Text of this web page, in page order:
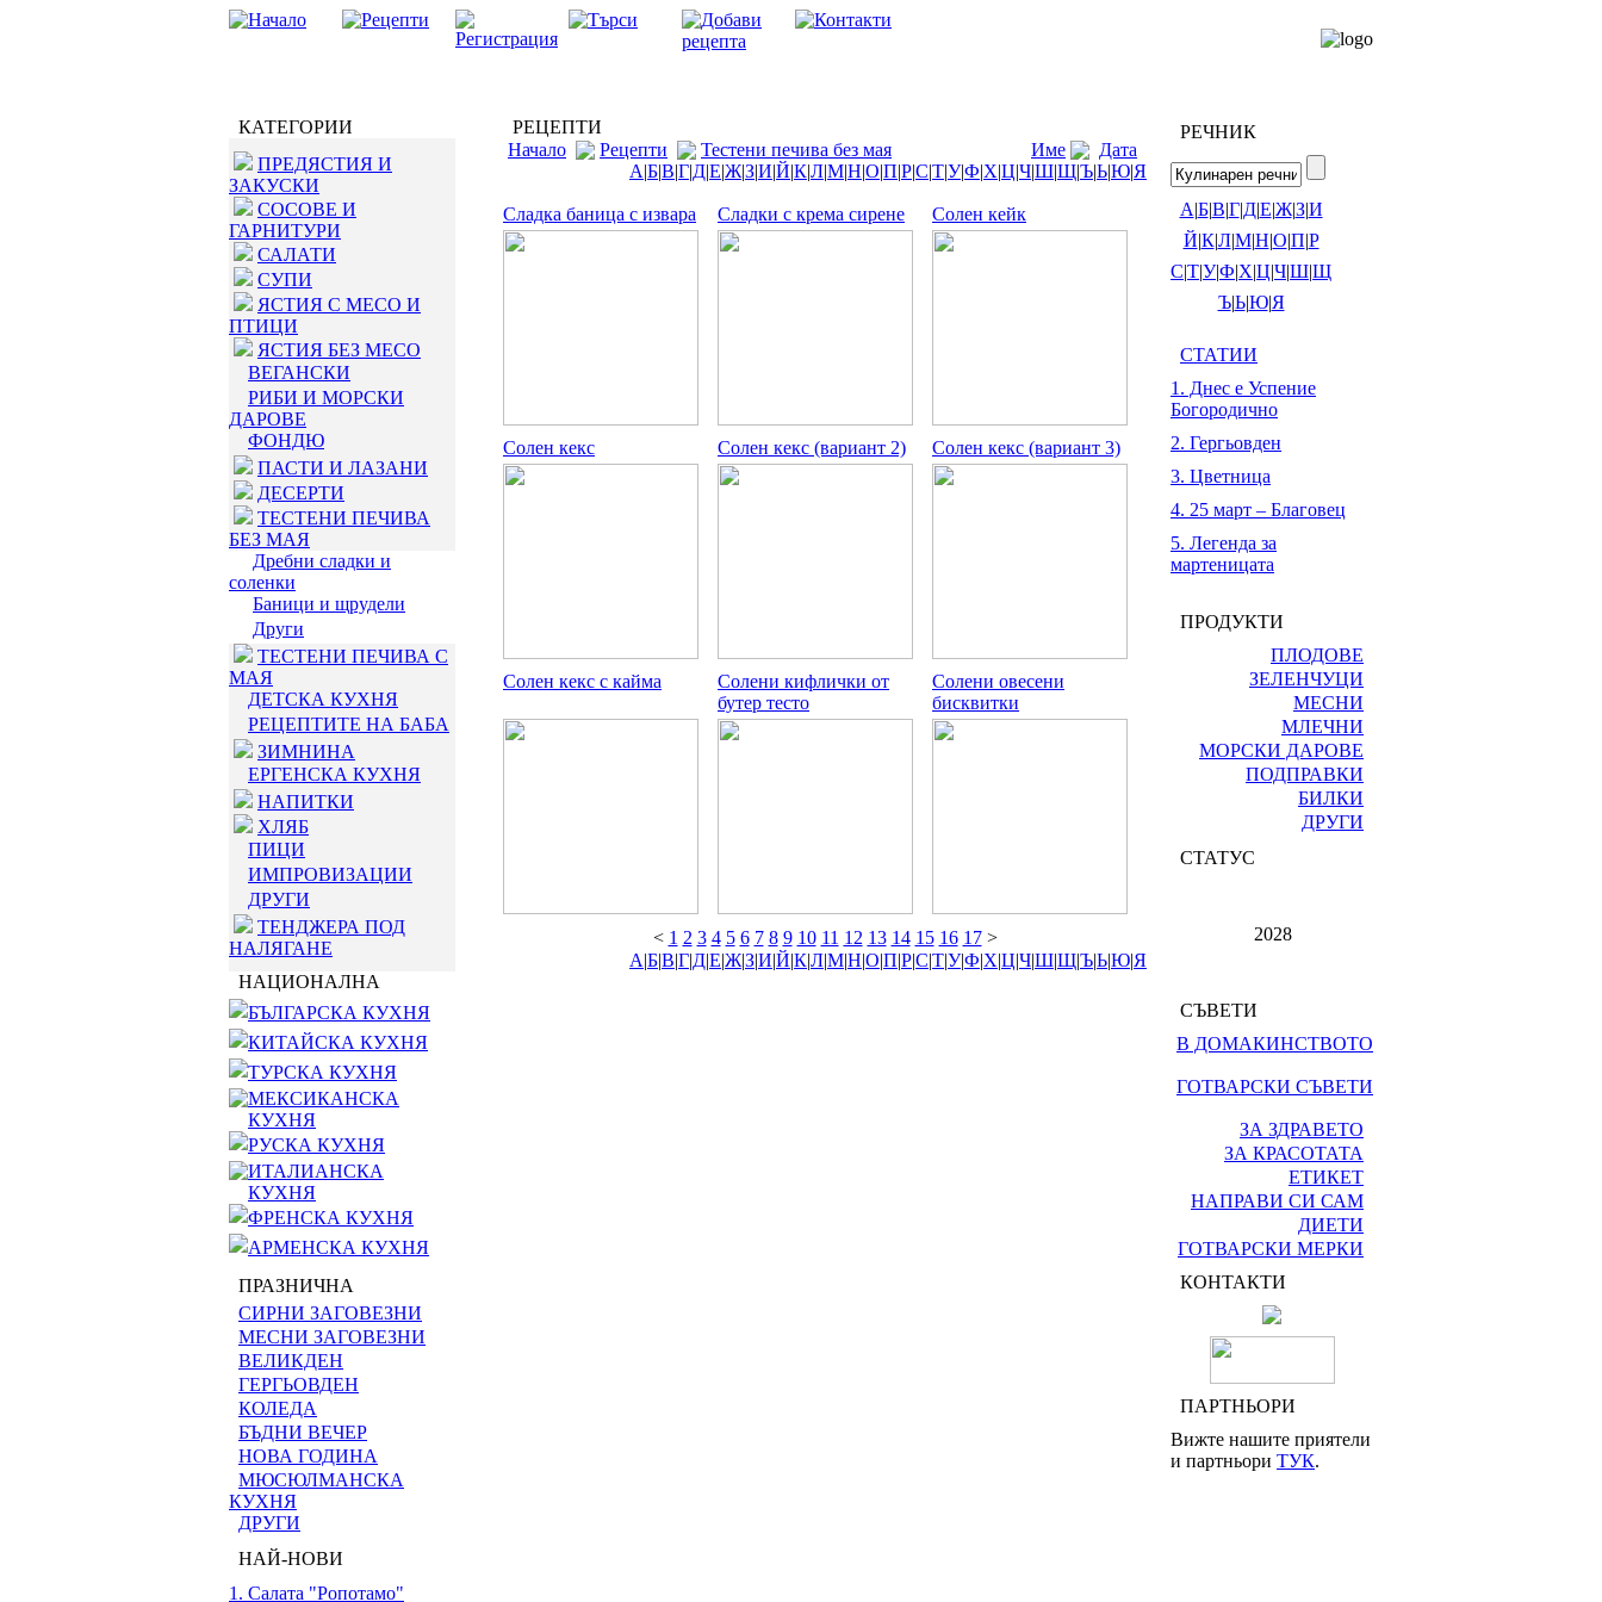
КАТЕГОРИИ
ПРЕДЯСТИЯ И
ЗАКУСКИ
СОСОВЕ И
ГАРНИТУРИ
САЛАТИ
СУПИ
ЯСТИЯ С МЕСО И
ПТИЦИ
ЯСТИЯ БЕЗ МЕСО
ВЕГАНСКИ
РИБИ И МОРСКИ
ДАРОВЕ
ФОНДЮ
ПАСТИ И ЛАЗАНИ
ДЕСЕРТИ
ТЕСТЕНИ ПЕЧИВА
БЕЗ МАЯ
Дребни сладки и
соленки
Баници и щрудели
Други
ТЕСТЕНИ ПЕЧИВА С
МАЯ
ДЕТСКА КУХНЯ
РЕЦЕПТИТЕ НА БАБА
ЗИМНИНА
ЕРГЕНСКА КУХНЯ
НАПИТКИ
ХЛЯБ
ПИЦИ
ИМПРОВИЗАЦИИ
ДРУГИ
ТЕНДЖЕРА ПОД
НАЛЯГАНЕ
НАЦИОНАЛНА
БЪЛГАРСКА КУХНЯ
КИТАЙСКА КУХНЯ
ТУРСКА КУХНЯ
МЕКСИКАНСКА
КУХНЯ
РУСКА КУХНЯ
ИТАЛИАНСКА
КУХНЯ
ФРЕНСКА КУХНЯ
АРМЕНСКА КУХНЯ
ПРАЗНИЧНА
СИРНИ ЗАГОВЕЗНИ
МЕСНИ ЗАГОВЕЗНИ
ВЕЛИКДЕН
ГЕРГЬОВДЕН
КОЛЕДА
БЪДНИ ВЕЧЕР
НОВА ГОДИНА
МЮСЮЛМАНСКА
КУХНЯ
ДРУГИ
НАЙ-НОВИ
1. Салата "Ропотамо"
РЕЦЕПТИ
Начало
Рецепти Тестени печива без мая Име
Дата
А|Б|В|Г|Д|Е|Ж|З|И|Й|К|Л|М|Н|О|П|Р|С|Т|У|Ф|Х|Ц|Ч|Ш|Щ|Ъ|Ь|Ю|Я
Сладка баница с извара Сладки с крема сирене Солен кейк
Солен кекс Солен кекс (вариант 2) Солен кекс (вариант 3)
Солен кекс с кайма
Солени кифлички от
бутер тесто
Солени овесени
бисквитки
< 1 2 3 4 5 6 7 8 9 10 11 12 13 14 15 16 17>
А|Б|В|Г|Д|Е|Ж|З|И|Й|К|Л|М|Н|О|П|Р|С|Т|У|Ф|Х|Ц|Ч|Ш|Щ|Ъ|Ь|Ю|Я
РЕЧНИК
А|Б|В|Г|Д|Е|Ж|З|И
Й|К|Л|М|Н|О|П|Р
С|Т|У|Ф|Х|Ц|Ч|Ш|Щ
Ъ|Ь|Ю|Я
СТАТИИ
1. Днес е Успение
Богородично
2. Гергьовден
3. Цветница
4. 25 март – Благовец
5. Легенда за
мартеницата
ПРОДУКТИ
ПЛОДОВЕ
ЗЕЛЕНЧУЦИ
МЕСНИ
МЛЕЧНИ
МОРСКИ ДАРОВЕ
ПОДПРАВКИ
БИЛКИ
ДРУГИ
СТАТУС
2028
СЪВЕТИ
В ДОМАКИНСТВОТО
ГОТВАРСКИ СЪВЕТИ
ЗА ЗДРАВЕТО
ЗА КРАСОТАТА
ЕТИКЕТ
НАПРАВИ СИ САМ
ДИЕТИ
ГОТВАРСКИ МЕРКИ
КОНТАКТИ
ПАРТНЬОРИ
Вижте нашите приятели
и партньори ТУК.